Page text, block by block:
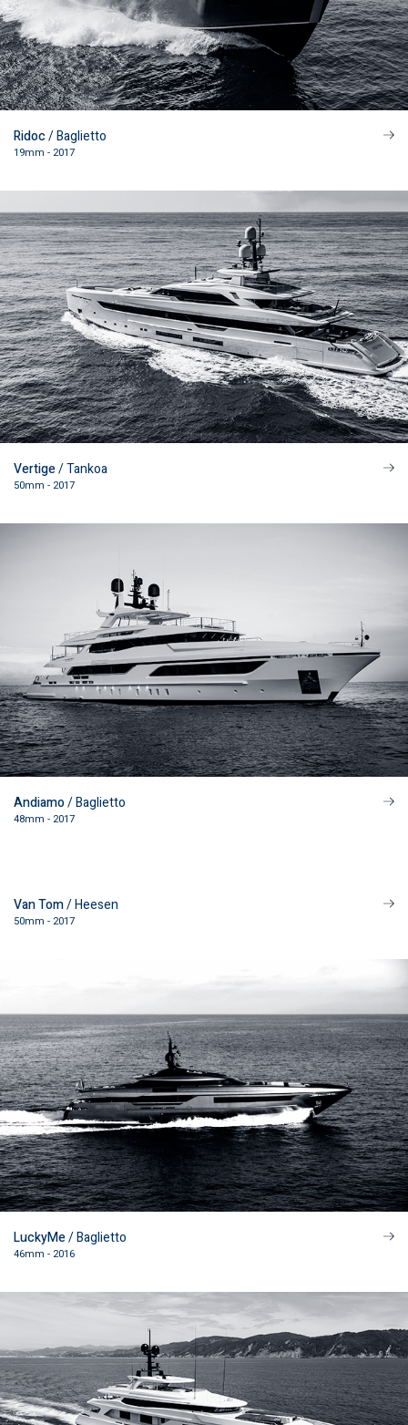
Ridoc/ Baglietto
19mm - 2017
Vertige/ Tankoa
50mm - 2017
Andiamo/ Baglietto
48mm - 2017
Van Tom/ Heesen
50mm - 2017
LuckyMe/ Baglietto
46mm - 2016
instagram